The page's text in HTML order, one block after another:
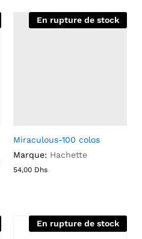
En rupture de stock
Miraculous-100 colos
Marque: Hachette
54,00 Dhs
En rupture de stock